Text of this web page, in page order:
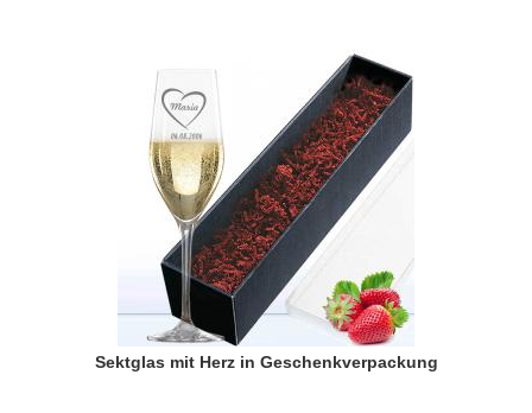
Sektglas mit Herz in Geschenkverpackung